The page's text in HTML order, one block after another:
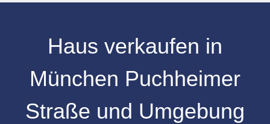
Haus verkaufen in
München Puchheimer
Straße und Umgebung